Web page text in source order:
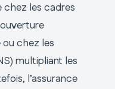
les cadres
chez les
multipliant les
l’assurance